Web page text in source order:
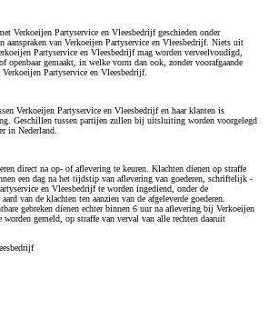
Verkoeijen Partyservice en Vleesbedrijf geschieden onder
aanspraken van Verkoeijen Partyservice en Vleesbedrijf. Niets uit
Partyservice en Vleesbedrijf mag worden verveelvoudigd,
openbaar gemaakt, in welke vorm dan ook, zonder voorafgaande
Partyservice en Vleesbedrijf.
Verkoeijen Partyservice en Vleesbedrijf en haar klanten is
Geschillen tussen partijen zullen bij uitsluiting worden voorgelegd
in Nederland.
direct na op- of aflevering te keuren. Klachten dienen op straffe
een dag na het tijdstip van aflevering van goederen, schriftelijk -
en Vleesbedrijf te worden ingediend, onder de
van de klachten ten aanzien van de afgeleverde goederen.
gebreken dienen echter binnen 6 uur na aflevering bij Verkoeijen
worden gemeld, op straffe van verval van alle rechten daaruit